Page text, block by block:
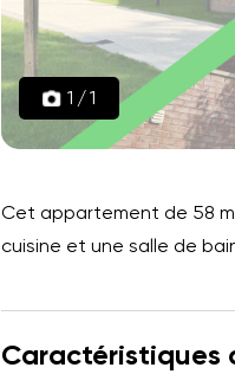
1 /1
Cet appartement de 58
cuisine et une salle de
Caractéristiques